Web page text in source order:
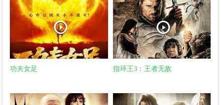
功夫女足 指环王3：王者无敌